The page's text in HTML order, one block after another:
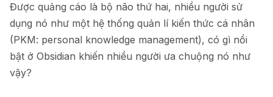
Được quảng cáo là bộ não thứ hai, nhiều người sử
dụng nó như một hệ thống quản lí kiến thức cá nhân
(PKM: personal knowledge management), có gì nổi
bật ở Obsidian khiến nhiều người ưa chuộng nó như
vậy?